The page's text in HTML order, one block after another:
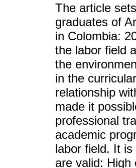
The article
graduates of
in Colombia:
the labor field
the
in the
relationship
made it
professional
academic
labor field. It
are valid: High